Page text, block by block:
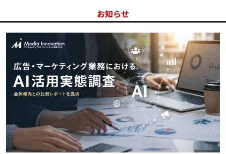
お知らせ